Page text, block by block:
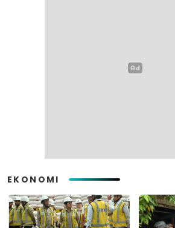
EKONOMI